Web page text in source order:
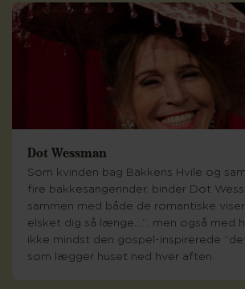
Dot Wessman
Som kvinden bag Bakkens Hvile og
fire bakkesangerinder, binder Dot
sammen med både de romantiske
elsket dig så længe…”, men også med
ikke mindst den gospel-inspirerede
som lægger huset ned hver aften.